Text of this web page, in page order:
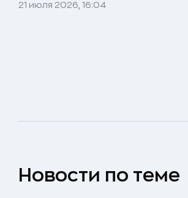
21 июля 2026, 16:04
Новости по теме